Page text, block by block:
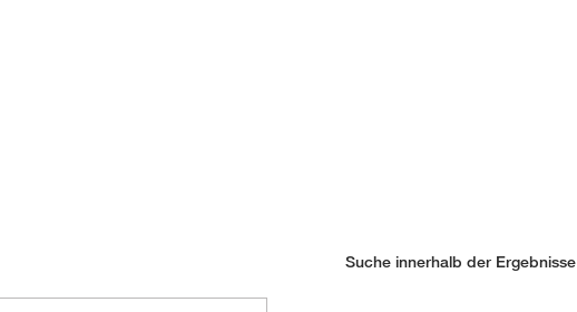
Suche innerhalb der Ergebnisse